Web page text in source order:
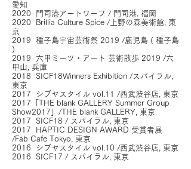
愛知
2020 門司港アートワーフ / 門司港, 福岡
2020 Brillia Culture Spice /上野の森美術館, 東
京
2019 種子島宇宙芸術祭 2019 /鹿児島 ( 種子島
)
2019 六甲ミーツ・アート 芸術散歩 2019 /六
甲山, 兵庫
2018 SICF18Winners Exhibition /スパイラル,
東京
2017 シブヤスタイル vol.11 /西武渋谷店, 東京
2017「THE blank GALLERY Summer Group
Show2017」/THE blank GALLERY, 東京
2017 SICF18 / スパイラル, 東京
2017 HAPTIC DESIGN AWARD 受賞者展
/Fab Cafe Tokyo, 東京
2016 シブヤスタイル vol.10 /西武渋谷店, 東京
2016 SICF17 / スパイラル, 東京